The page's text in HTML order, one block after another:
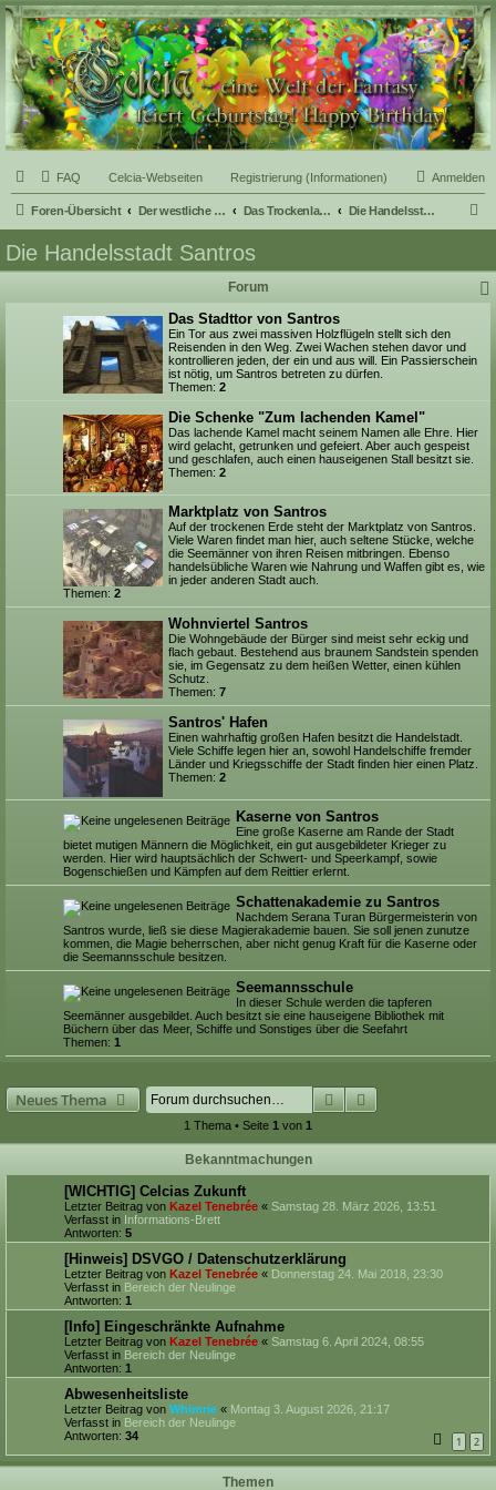
Celcia - eine Welt der
Fantasy
FAQ Celcia-Webseiten Registrierung (Informationen) Anmelden
Foren-Übersicht Der westliche Teil Celcias Das Trockenland Die Handelsstadt Santros
Die Handelsstadt Santros
Forum
Das Stadttor von Santros
Ein Tor aus zwei massiven Holzflügeln stellt sich den
Reisenden in den Weg. Zwei Wachen stehen davor und
kontrollieren jeden, der ein und aus will. Ein Passierschein
ist nötig, um Santros betreten zu dürfen.
Themen: 2
Die Schenke "Zum lachenden Kamel"
Das lachende Kamel macht seinem Namen alle Ehre. Hier
wird gelacht, getrunken und gefeiert. Aber auch gespeist
und geschlafen, auch einen hauseigenen Stall besitzt sie.
Themen: 2
Marktplatz von Santros
Auf der trockenen Erde steht der Marktplatz von Santros.
Viele Waren findet man hier, auch seltene Stücke, welche
die Seemänner von ihren Reisen mitbringen. Ebenso
handelsübliche Waren wie Nahrung und Waffen gibt es, wie
in jeder anderen Stadt auch.
Themen: 2
Wohnviertel Santros
Die Wohngebäude der Bürger sind meist sehr eckig und
flach gebaut. Bestehend aus braunem Sandstein spenden
sie, im Gegensatz zu dem heißen Wetter, einen kühlen
Schutz.
Themen: 7
Santros' Hafen
Einen wahrhaftig großen Hafen besitzt die Handelstadt.
Viele Schiffe legen hier an, sowohl Handelschiffe fremder
Länder und Kriegsschiffe der Stadt finden hier einen Platz.
Themen: 2
Kaserne von Santros
Eine große Kaserne am Rande der Stadt
bietet mutigen Männern die Möglichkeit, ein gut ausgebildeter Krieger zu
werden. Hier wird hauptsächlich der Schwert- und Speerkampf, sowie
Bogenschießen und Kämpfen auf dem Reittier erlernt.
Schattenakademie zu Santros
Nachdem Serana Turan Bürgermeisterin von
Santros wurde, ließ sie diese Magierakademie bauen. Sie soll jenen zunutze
kommen, die Magie beherrschen, aber nicht genug Kraft für die Kaserne oder
die Seemannsschule besitzen.
Seemannsschule
In dieser Schule werden die tapferen
Seemänner ausgebildet. Auch besitzt sie eine hauseigene Bibliothek mit
Büchern über das Meer, Schiffe und Sonstiges über die Seefahrt
Themen: 1
Neues Thema SucheErweiterte Suche
1 Thema • Seite 1 von 1
Bekanntmachungen
[WICHTIG] Celcias Zukunft
Letzter Beitrag von Kazel Tenebrée « Samstag 28. März 2026, 13:51
Verfasst in Informations-Brett
Antworten: 5
[Hinweis] DSVGO / Datenschutzerklärung
Letzter Beitrag von Kazel Tenebrée « Donnerstag 24. Mai 2018, 23:30
Verfasst in Bereich der Neulinge
Antworten: 1
[Info] Eingeschränkte Aufnahme
Letzter Beitrag von Kazel Tenebrée « Samstag 6. April 2024, 08:55
Verfasst in Bereich der Neulinge
Antworten: 1
Abwesenheitsliste
Letzter Beitrag von Whimrie « Montag 3. August 2026, 21:17
Verfasst in Bereich der Neulinge
Antworten: 34 1 2
Themen